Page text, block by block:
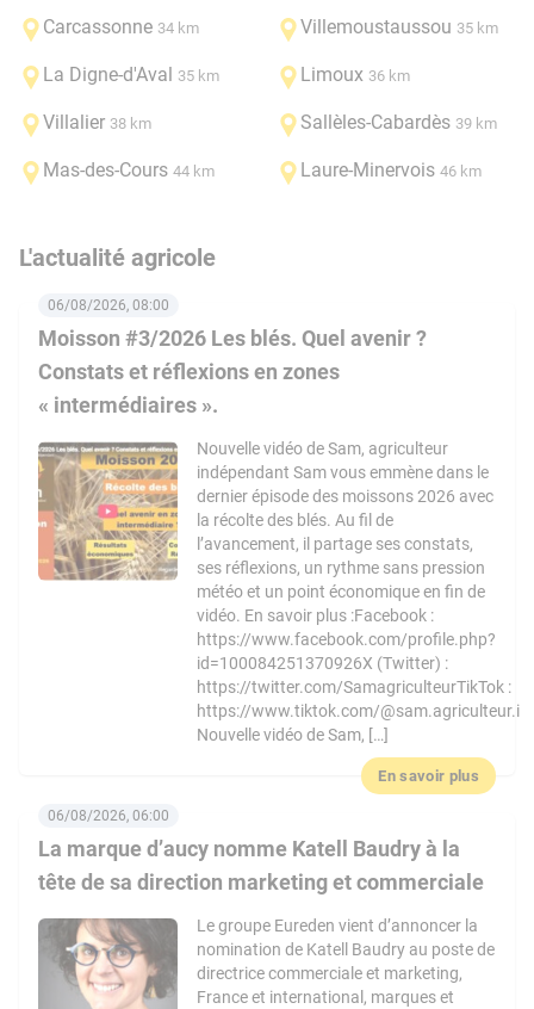
Carcassonne 34 km Villemoustaussou 35 km
La Digne-d'Aval 35 km Limoux 36 km
Villalier 38 km Sallèles-Cabardès 39 km
Mas-des-Cours 44 km Laure-Minervois 46 km
L'actualité agricole
Moisson #3/2026 Les blés. Quel avenir ?
Constats et réflexions en zones
« intermédiaires ».
06/08/2026, 08:00
Nouvelle vidéo de Sam, agriculteur
indépendant Sam vous emmène dans le
dernier épisode des moissons 2026 avec
la récolte des blés. Au fil de
l’avancement, il partage ses constats,
ses réflexions, un rythme sans pression
météo et un point économique en fin de
vidéo. En savoir plus :Facebook :
https://www.facebook.com/profile.php?
id=100084251370926X (Twitter) :
https://twitter.com/SamagriculteurTikTok :
https://www.tiktok.com/@sam.agriculteur.i
Nouvelle vidéo de Sam, […]
En savoir plus
La marque d’aucy nomme Katell Baudry à la
tête de sa direction marketing et commerciale
06/08/2026, 06:00
Le groupe Eureden vient d’annoncer la
nomination de Katell Baudry au poste de
directrice commerciale et marketing,
France et international, marques et